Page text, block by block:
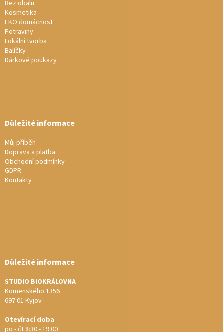
Bez obalu
Kosmetika
EKO domácnost
Potraviny
Lokální tvorba
Balíčky
Dárkové poukazy
Důležité informace
Můj příběh
Doprava a platba
Obchodní podmínky
GDPR
Kontakty
Důležité informace
STUDIO BIOKRÁLOVNA
Komenského 1356
697 01 Kyjov
Otevírací doba
po - čt 8:30 - 19:00